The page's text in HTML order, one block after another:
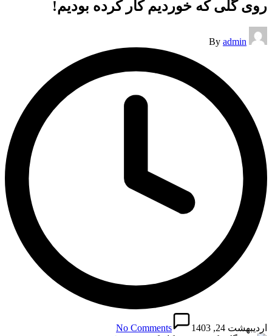
روی گلی که خوردیم کار کرده بودیم!
Posted
by
By admin
اردیبهشت 24, 1403 No Comments